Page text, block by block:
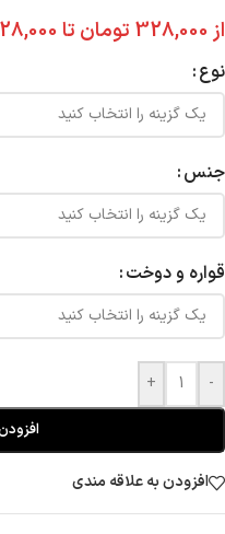
از 328,000 تومان تا
نوع
جنس
قواره و دوخت
-
+
افزودن به علاقه مندی